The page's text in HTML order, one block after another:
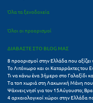
Ρόδος
Σ
Σαλαμίνα
Όλα τα ξενοδοχεία
Όλοι οι προορισμοί
ΔΙΑΒΑΣΤΕ ΣΤΟ BLOG ΜΑΣ
8 προορισμοί στην Ελλάδα που
Το Λιτόχωρο και οι Καταρράκτες του
Τι να κάνω ένα 3ήμερο στο Γαλαξίδι
Τα τοπ χωριά στη Λακωνική Μάνη που
Ψάχνεις νησί για τον 15Αύγουστο;
4 αρχαιολογικοί χώροι στην Ελλάδα